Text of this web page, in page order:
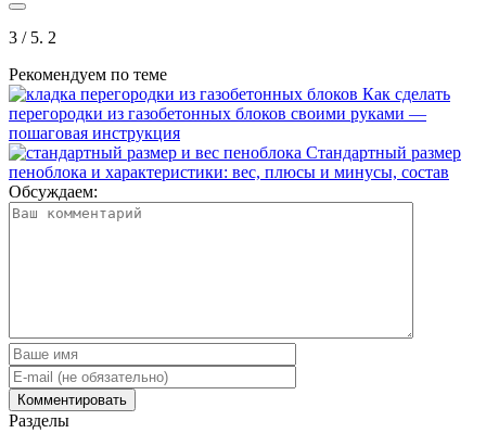
3 / 5. 2
Рекомендуем по теме
Как сделать
перегородки из газобетонных блоков своими руками —
пошаговая инструкция
Стандартный размер
пеноблока и характеристики: вес, плюсы и минусы, состав
Обсуждаем:
Разделы